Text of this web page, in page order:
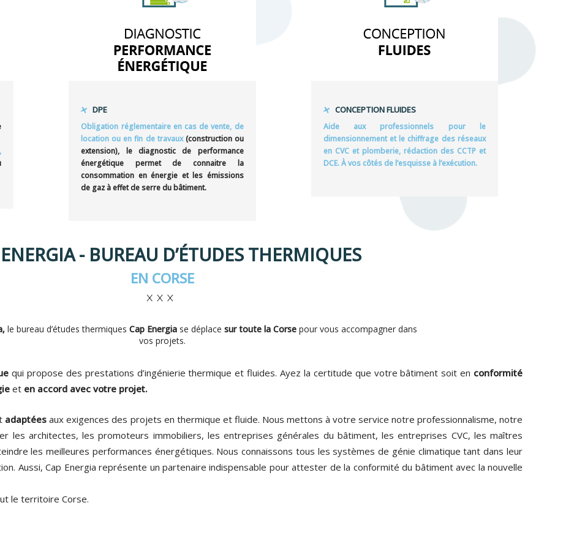
DPE
Obligation réglementaire en cas de vente, de
location ou en fin de travaux(construction ou
extension), le diagnostic de performance
énergétique permet de connaitre la
consommation en énergie et les émissions
de gaz à effet de serre du bâtiment.
CONCEPTION FLUIDES
Aide aux professionnels pour le
dimensionnement et le chiffrage des réseaux
en CVC et plomberie, rédaction des CCTP et
DCE. À vos côtés de l’esquisse à l’exécution.
- BUREAU D’ÉTUDES THERMIQUES
EN CORSE
le bureau d’études thermiques Cap Energia se déplace sur toute la Corse pour vous accompagner dans
vos projets.
qui propose des prestations d’ingénierie thermique et fluides. Ayez la certitude que votre bâtiment soit en conformité
et en accord avec votre projet.
adaptées aux exigences des projets en thermique et fluide. Nous mettons à votre service notre professionnalisme, notre
les architectes, les promoteurs immobiliers, les entreprises générales du bâtiment, les entreprises CVC, les maîtres
les meilleures performances énergétiques. Nous connaissons tous les systèmes de génie climatique tant dans leur
Aussi, Cap Energia représente un partenaire indispensable pour attester de la conformité du bâtiment avec la nouvelle
le territoire Corse.